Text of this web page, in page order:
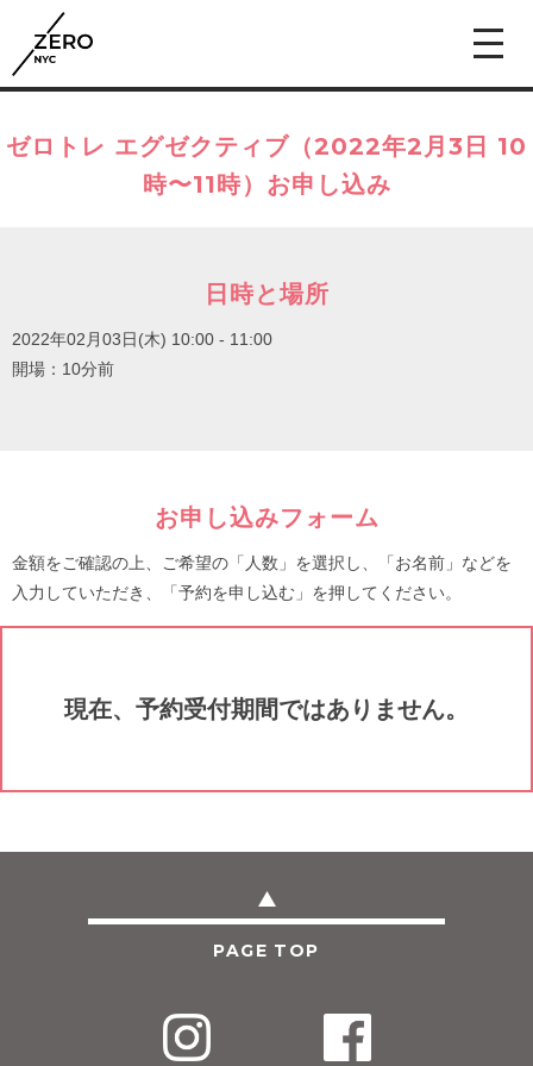
ゼロトレ エグゼクティブ（2022年2月3日 10
時〜11時）お申し込み
日時と場所
2022年02月03日(木) 10:00 - 11:00
開場：10分前
お申し込みフォーム
金額をご確認の上、ご希望の「人数」を選択し、「お名前」などを
入力していただき、「予約を申し込む」を押してください。
現在、予約受付期間ではありません。
PAGE TOP